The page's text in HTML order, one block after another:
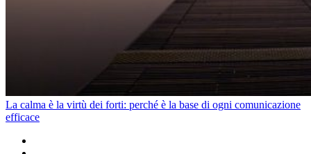
La calma è la virtù dei forti: perché è la base di ogni comunicazione
efficace